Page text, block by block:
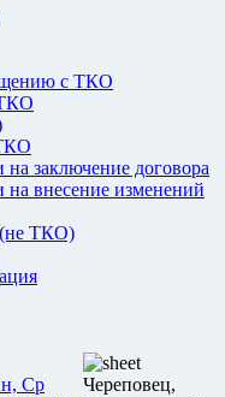
с ТКО
заключение договора
внесение изменений
(не ТКО)
Ср
Череповец,